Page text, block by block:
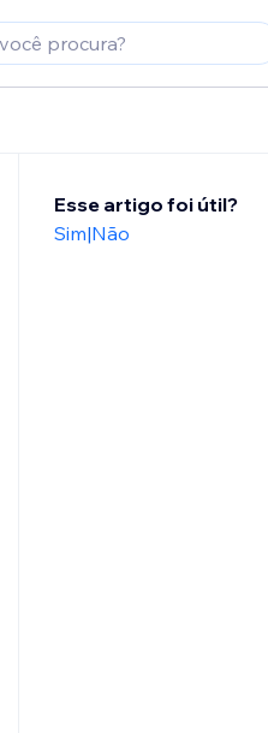
Esse artigo foi útil?
Sim|Não